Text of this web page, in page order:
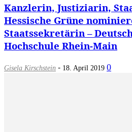
Kanzlerin, Justiziarin,
Hessische Grüne
Staatssekretärin –
Hochschule Rhein-Main
Gisela Kirschstein - 18. April 2019 0